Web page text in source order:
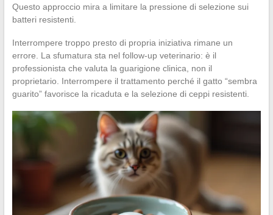
Questo approccio mira a limitare la pressione di selezione sui
batteri resistenti.
Interrompere troppo presto di propria iniziativa rimane un
errore. La sfumatura sta nel follow-up veterinario: è il
professionista che valuta la guarigione clinica, non il
proprietario. Interrompere il trattamento perché il gatto “sembra
guarito” favorisce la ricaduta e la selezione di ceppi resistenti.